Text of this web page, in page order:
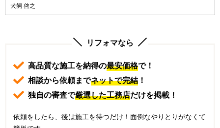
犬飼 啓之
リフォマなら
高品質な施工を納得の最安価格で！
相談から依頼までネットで完結 ！
独自の審査で厳選した工務店だけを掲載！
依頼をしたら、後は施工を待つだけ！面倒なやりとりがなくて